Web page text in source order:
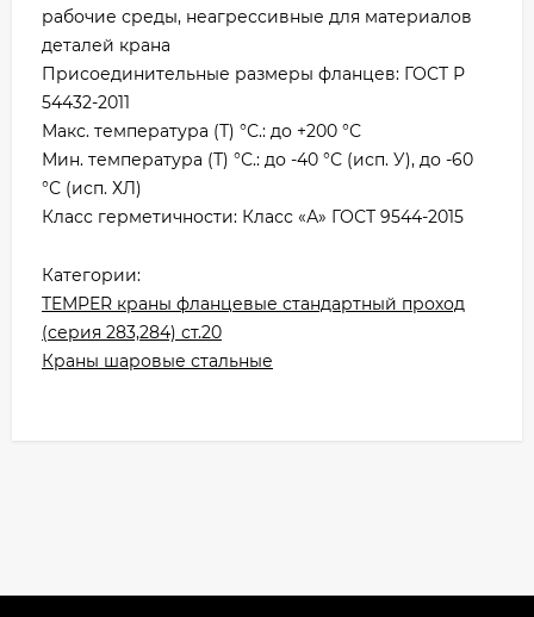
рабочие среды, неагрессивные для материалов
деталей крана
Присоединительные размеры фланцев: ГОСТ Р
54432-2011
Макс. температура (Т) °С.: до +200 °С
Мин. температура (Т) °С.: до -40 °С (исп. У), до -60
°С (исп. ХЛ)
Класс герметичности: Класс «А» ГОСТ 9544-2015
Категории:
TEMPER краны фланцевые стандартный проход
(серия 283,284) ст.20
Краны шаровые стальные